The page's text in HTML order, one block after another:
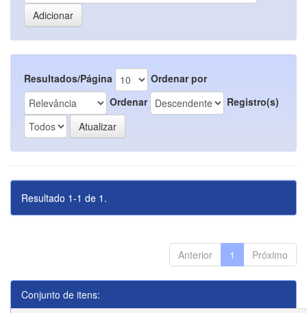
Resultados/Página
Ordenar por
Ordenar
Registro(s)
Resultado 1-1 de 1.
Anterior 1 Próximo
Conjunto de itens: